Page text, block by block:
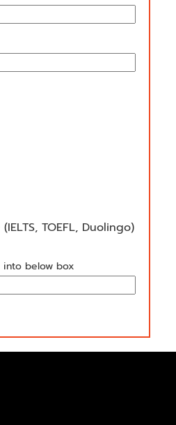
TOEFL, Duolingo)
below box